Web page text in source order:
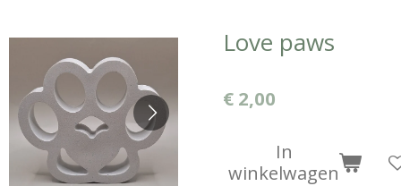
Love paws
€ 2,00
In
winkelwagen